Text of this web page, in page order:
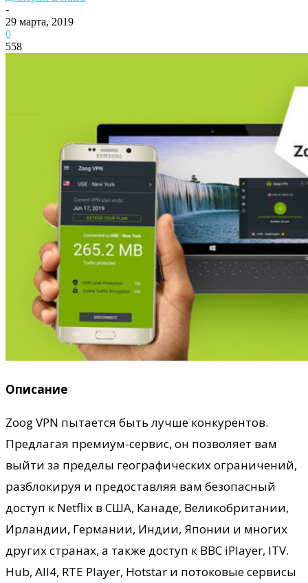
-
29 марта, 2019
0
558
Описание
Zoog VPN пытается быть лучше конкурентов.
Предлагая премиум-сервис, он позволяет вам
выйти за пределы географических ограничений,
разблокируя и предоставляя вам безопасный
доступ к Netflix в США, Канаде, Великобритании,
Ирландии, Германии, Индии, Японии и многих
других странах, а также доступ к BBC iPlayer, ITV.
Hub, All4, RTE Player, Hotstar и потоковые сервисы